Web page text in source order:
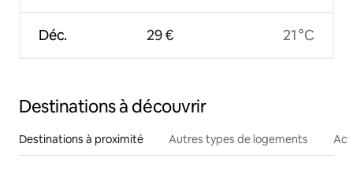
Déc. 29 € 21 °C
Destinations à découvrir
Destinations à proximité Autres types de logements